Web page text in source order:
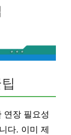
연장 필요성
다. 이미 제